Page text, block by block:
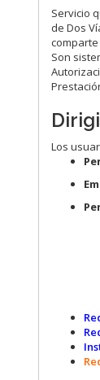
Servicio
de Dos
Son
Los